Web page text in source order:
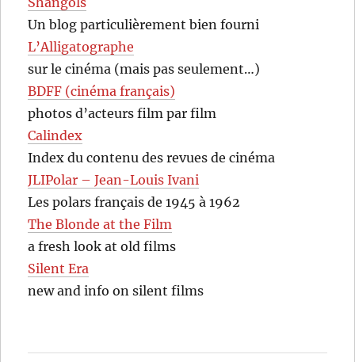
Un blog particulièrement bien fourni
L’Alligatographe
sur le cinéma (mais pas seulement…)
BDFF (cinéma français)
photos d’acteurs film par film
Calindex
Index du contenu des revues de cinéma
JLIPolar – Jean-Louis Ivani
Les polars français de 1945 à 1962
The Blonde at the Film
a fresh look at old films
Silent Era
new and info on silent films